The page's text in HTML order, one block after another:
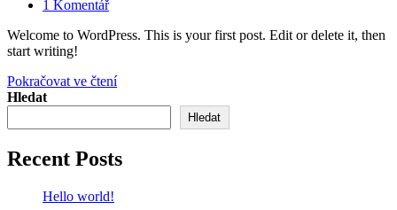
publikován
příspěvku
Komentáře
příspěvku
1 Komentář
Welcome to WordPress. This is your first post. Edit or delete it, then
start writing!
Pokračovat ve čteníHello
Hledat
Hledat
Recent Posts
Hello world!